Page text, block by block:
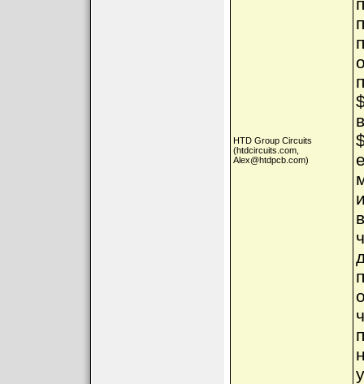
HTD Group Circuits
(htdcircuits.com,
Alex@htdpcb.com)